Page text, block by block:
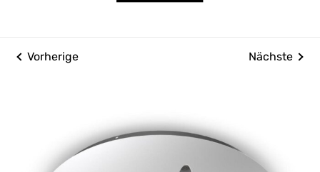
Vorherige Nächste